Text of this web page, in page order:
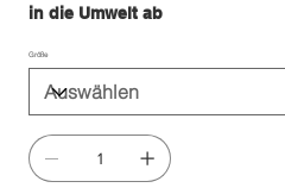
in die Umwelt ab
Größe